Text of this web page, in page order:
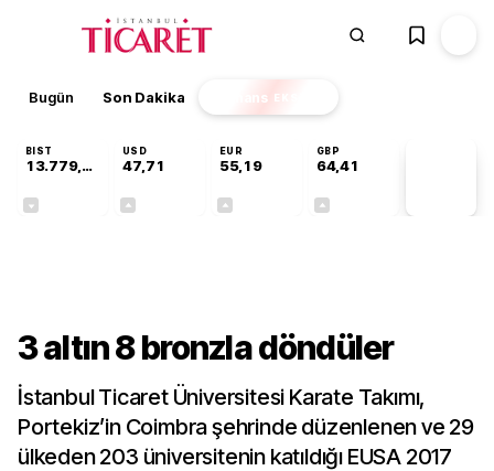
Bugün Son Dakika Finans EKSTRA
BIST
13.779,39
USD
47,71
EUR
55,19
GBP
64,41
3 altın 8 bronzla döndüler
İstanbul Ticaret Üniversitesi Karate Takımı,
Portekiz’in Coimbra şehrinde düzenlenen ve 29
ülkeden 203 üniversitenin katıldığı EUSA 2017